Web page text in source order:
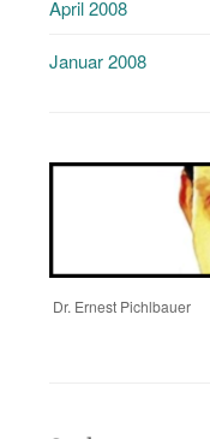
April 2008
Januar 2008
Dr. Ernest Pichlbauer